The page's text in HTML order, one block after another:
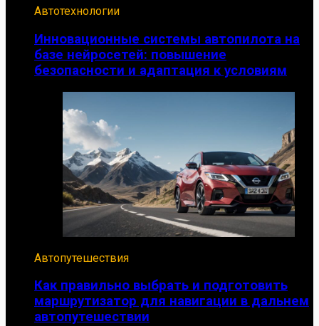
Автотехнологии
Инновационные системы автопилота на
базе нейросетей: повышение
безопасности и адаптация к условиям
Автопутешествия
Как правильно выбрать и подготовить
маршрутизатор для навигации в дальнем
автопутешествии